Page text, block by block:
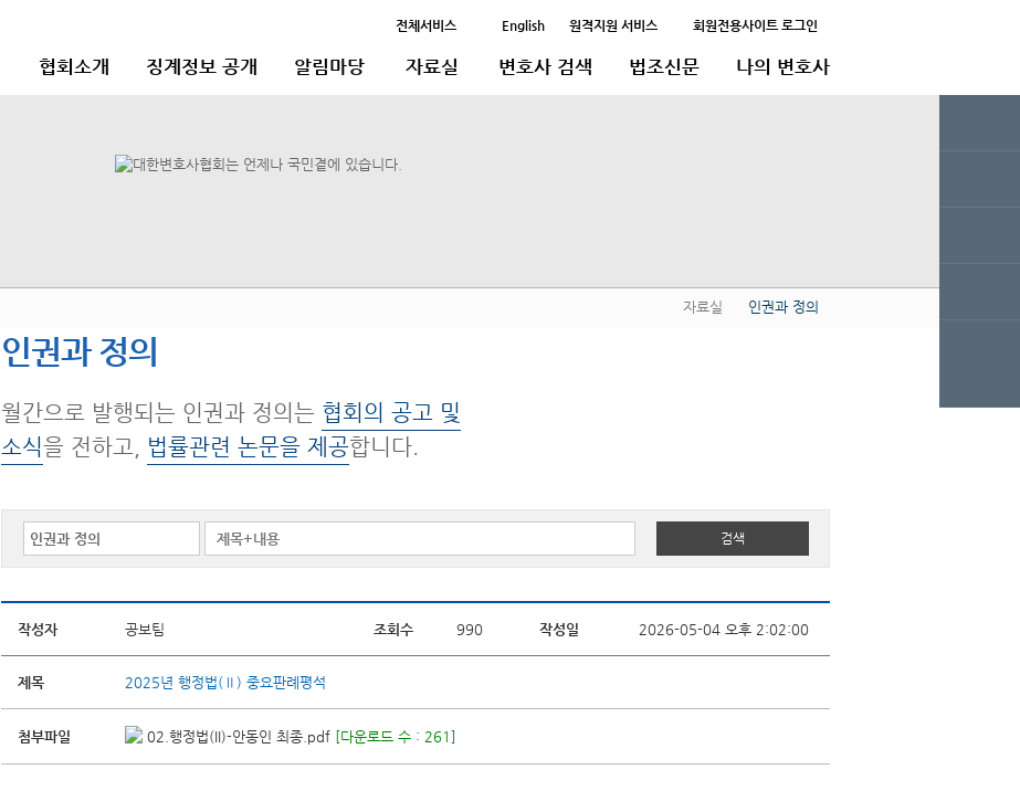
전체서비스 English 원격지원 서비스 회원전용사이트 로그인
협회소개 징계정보 공개 알림마당 자료실 변호사 검색 법조신문 나의 변호사
자료실 인권과 정의
인권과 정의
월간으로 발행되는 인권과 정의는 협회의 공고 및
소식을 전하고, 법률관련 논문을 제공합니다.
작성자 공보팀 조회수 990 작성일 2026-05-04 오후 2:02:00
제목 2025년 행정법(Ⅱ) 중요판례평석
첨부파일 02.행정법(II)-안동인 최종.pdf [다운로드 수 : 261]